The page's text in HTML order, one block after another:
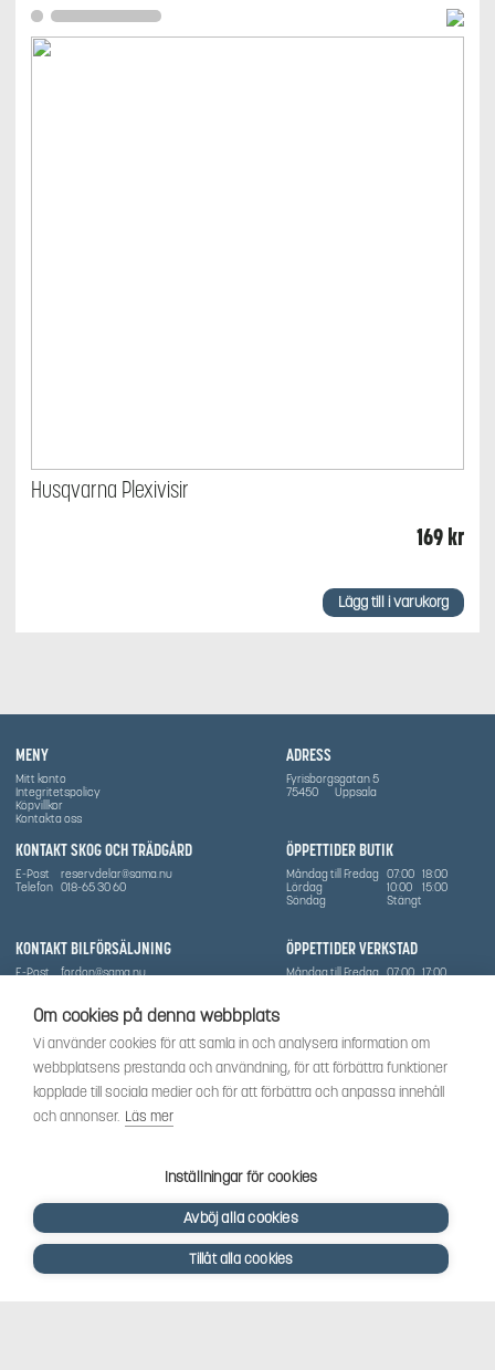
Om cookies på denna webbplats
Vi använder cookies för att samla in och analysera information om
webbplatsens prestanda och användning, för att förbättra funktioner
kopplade till sociala medier och för att förbättra och anpassa innehåll
och annonser. Läs mer
Inställningar för cookies
Avböj alla cookies
Tillåt alla cookies
Husqvarna Plexivisir
169kr
Lägg till i varukorg
MENY
Mitt konto
Integritetspolicy
Köpvillkor
Kontakta oss
ÖPPETTIDER BUTIK
Måndag till Fredag 07:00 18:00
Lördag
10:00
15:00
Söndag
Stängt
ÖPPETTIDER VERKSTAD
Måndag till Fredag 07:00 17:00
ADRESS
Fyrisborgsgatan 5
75450
Uppsala
KONTAKT SKOG OCH TRÄDGÅRD
E-Post
reservdelar@sama.nu
Telefon 018-65 30 60
KONTAKT BILFÖRSÄLJNING
E-Post
fordon@sama.nu
Vi har sedan 1970-talet levererat skog-och trädgårdsprodukter till Uppsala med omnejd. Vi
har idag även ett brett utbud av dessa produkter samt BRP:s produktsortiment, gällande
Can-Am, Sea-Doo.
Vi är certifierad serviceverkstad.
SOCIALT